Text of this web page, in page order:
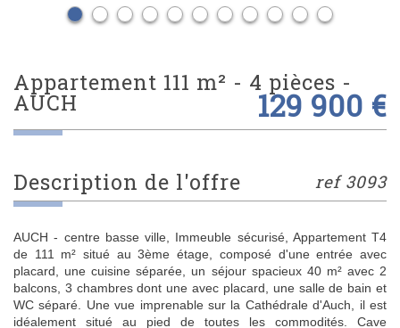
appartement 111 m² - 4 pièces -
AUCH 129 900 €
description de l'offre ref 3093
AUCH - centre basse ville, Immeuble sécurisé, Appartement T4
de 111 m² situé au 3ème étage, composé d'une entrée avec
placard, une cuisine séparée, un séjour spacieux 40 m² avec 2
balcons, 3 chambres dont une avec placard, une salle de bain et
WC séparé. Une vue imprenable sur la Cathédrale d'Auch, il est
idéalement situé au pied de toutes les commodités. Cave